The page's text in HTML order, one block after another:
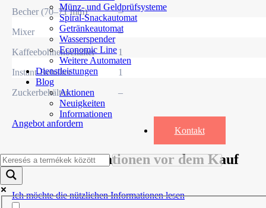
Münz- und Geldprüfsysteme
Spiral-Snackautomat
Getränkeautomat
Wasserspender
Economic Line
Weitere Automaten
Dienstleistungen
Blog
Aktionen
Neuigkeiten
Informationen
Kontakt
Becher (70–71 mm)
–
Mixer
–
Kaffeebohnenbehälter
1
Instant-Behälter
1
Zuckerbehälter
–
Angebot anfordern
Nützliche Informationen vor dem Kauf
Ich möchte die nützlichen Informationen lesen